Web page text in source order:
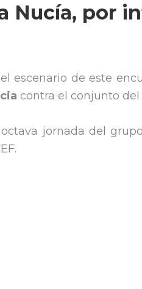
Nucía, por
escenario de este
contra el conjunto del
jornada del